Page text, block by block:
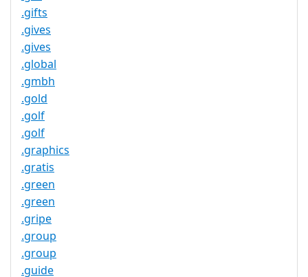
.gifts
.gives
.gives
.global
.gmbh
.gold
.golf
.golf
.graphics
.gratis
.green
.green
.gripe
.group
.group
.guide